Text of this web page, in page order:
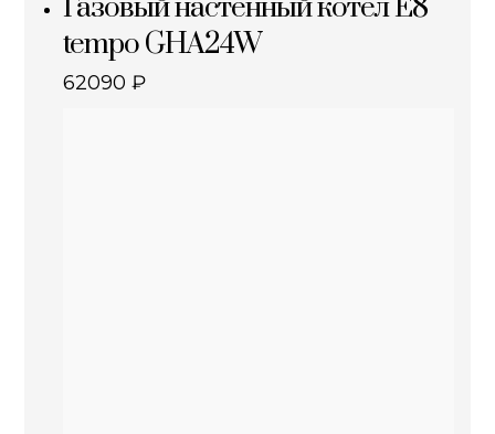
Газовый настенный котел E8
tempo GHA24W
62090₽